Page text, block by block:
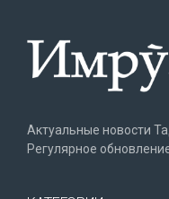
Актуальные новости
Регулярное